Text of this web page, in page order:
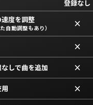
登録なし
度を調整
自動調整もあり） ×
×
しで曲を追加 ×
×